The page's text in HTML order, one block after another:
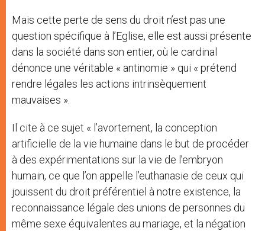
Mais cette perte de sens du droit n’est pas une
question spécifique à l’Eglise, elle est aussi présente
dans la société dans son entier, où le cardinal
dénonce une véritable « antinomie » qui « prétend
rendre légales les actions intrinsèquement
mauvaises ».
Il cite à ce sujet « l’avortement, la conception
artificielle de la vie humaine dans le but de procéder
à des expérimentations sur la vie de l’embryon
humain, ce que l’on appelle l’euthanasie de ceux qui
jouissent du droit préférentiel à notre existence, la
reconnaissance légale des unions de personnes du
même sexe équivalentes au mariage, et la négation